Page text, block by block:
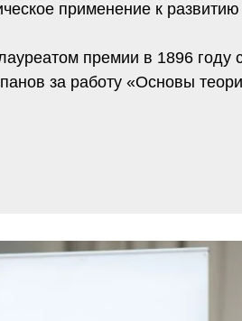
применение к
премии в 1896 году
за работу «Основы